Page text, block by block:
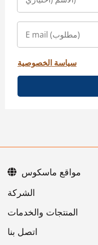
سياسة الخصوصية
اتصل بنا
مواقع ماسكوس